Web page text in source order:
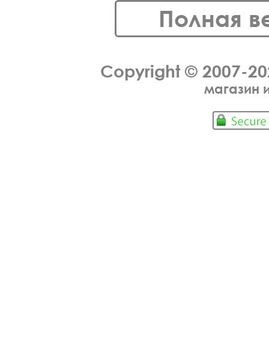
Полная
Copyright © 2007-
магазин